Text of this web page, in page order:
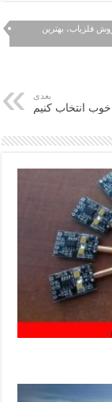
فلزیاب، بهترین
بعدی
انتخاب کنیم